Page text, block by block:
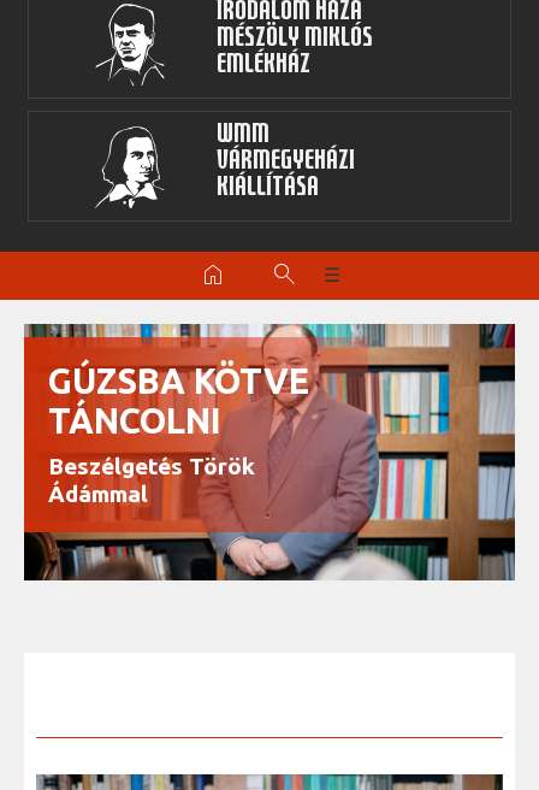
Irodalom Háza
Mészöly Miklós
Emlékház
WMM
Vármegyeházi
kiállítása
home search ☰
GÚZSBA KÖTVE
TÁNCOLNI
Beszélgetés Török
Ádámmal